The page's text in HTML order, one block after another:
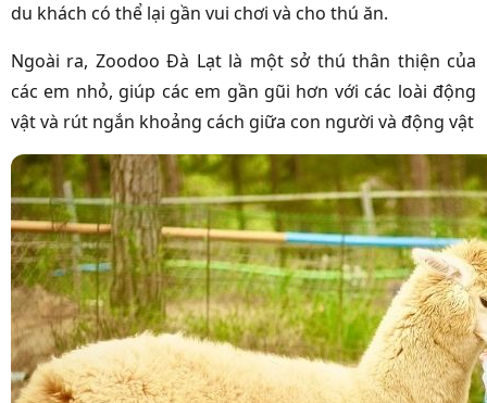
du khách có thể lại gần vui chơi và cho thú ăn.
Ngoài ra, Zoodoo Đà Lạt là một sở thú thân thiện của
các em nhỏ, giúp các em gần gũi hơn với các loài động
vật và rút ngắn khoảng cách giữa con người và động vật